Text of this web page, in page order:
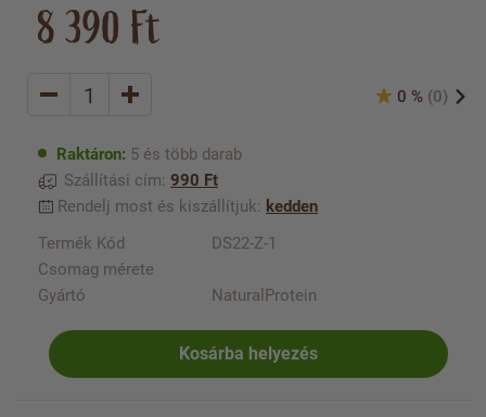
0 % (0)
8 390 Ft
Raktáron: 5 és több darab
Szállítási cím: 990 Ft
Rendelj most és kiszállítjuk: kedden
Termék Kód
DS22-Z-1
Csomag mérete
Gyártó
NaturalProtein
Kosárba helyezés